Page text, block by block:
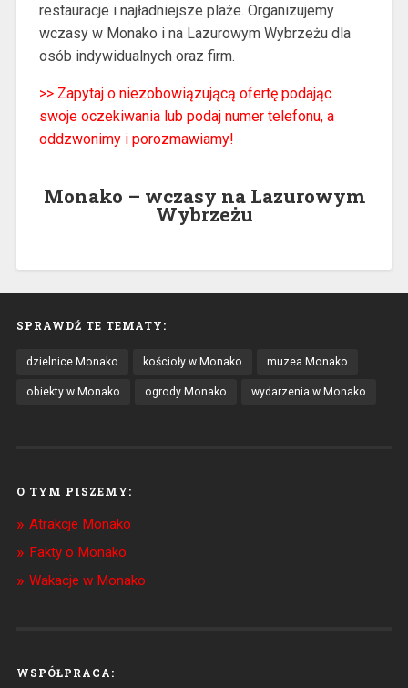
restauracje i najładniejsze plaże. Organizujemy
wczasy w Monako i na Lazurowym Wybrzeżu dla
osób indywidualnych oraz firm.
>> Zapytaj o niezobowiązującą ofertę podając
swoje oczekiwania lub podaj numer telefonu, a
oddzwonimy i porozmawiamy!
Monako – wczasy na Lazurowym
Wybrzeżu
SPRAWDŹ TE TEMATY:
dzielnice Monako kościoły w Monako muzea Monako
obiekty w Monako ogrody Monako wydarzenia w Monako
O TYM PISZEMY:
Atrakcje Monako
Fakty o Monako
Wakacje w Monako
WSPÓŁPRACA: